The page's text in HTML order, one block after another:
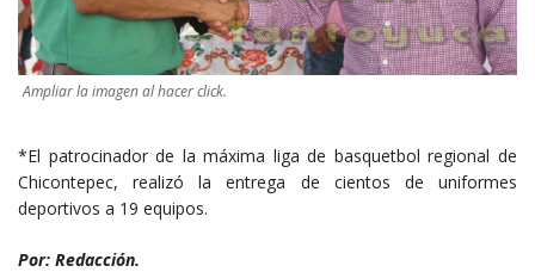
Ampliar la imagen al hacer click.
*El patrocinador de la máxima liga de basquetbol regional de
Chicontepec, realizó la entrega de cientos de uniformes
deportivos a 19 equipos.
Por: Redacción.